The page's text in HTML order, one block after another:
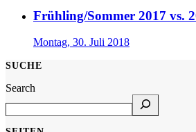
Frühling/Sommer 2017 vs.
Montag, 30. Juli 2018
SUCHE
Search